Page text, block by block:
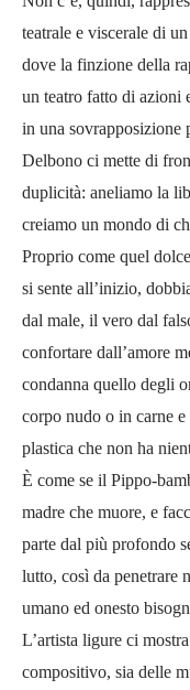
teatrale e viscerale di
dove la finzione della
un teatro fatto di azioni
in una sovrapposizione
Delbono ci mette di
duplicità: aneliamo la
creiamo un mondo di
Proprio come quel
si sente all’inizio,
dal male, il vero dal
confortare dall’amore
condanna quello degli
corpo nudo o in carne
plastica che non ha
È come se il Pippo-
madre che muore, e
parte dal più profondo
lutto, così da penetrare
umano ed onesto
L’artista ligure ci
compositivo, sia delle